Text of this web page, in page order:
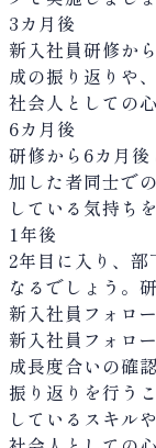
3カ月後
新入社員研修か
成の振り返りや
社会人としての
6カ月後
研修から6カ月
加した者同士で
している気持ち
1年後
2年目に入り、
なるでしょう。
新入社員フォロ
新入社員フォロ
成長度合いの確
振り返りを行う
しているスキル